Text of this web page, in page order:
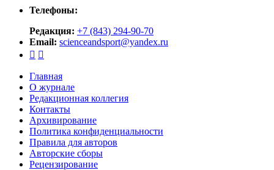
Телефоны:
Редакция: +7 (843) 294-90-70
Email: scienceandsport@yandex.ru
 
Главная
О журнале
Редакционная коллегия
Контакты
Архивирование
Политика конфиденциальности
Правила для авторов
Авторские сборы
Рецензирование